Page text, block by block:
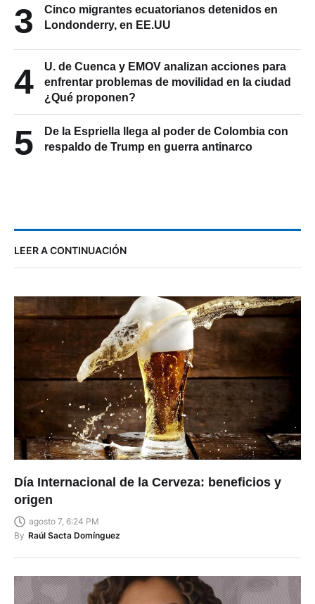
3
Cinco migrantes ecuatorianos detenidos en
Londonderry, en EE.UU
4
U. de Cuenca y EMOV analizan acciones para
enfrentar problemas de movilidad en la ciudad
¿Qué proponen?
5
De la Espriella llega al poder de Colombia con
respaldo de Trump en guerra antinarco
LEER A CONTINUACIÓN
Día Internacional de la Cerveza: beneficios y
origen
agosto 7, 6:24 PM
By Raúl Sacta Domínguez